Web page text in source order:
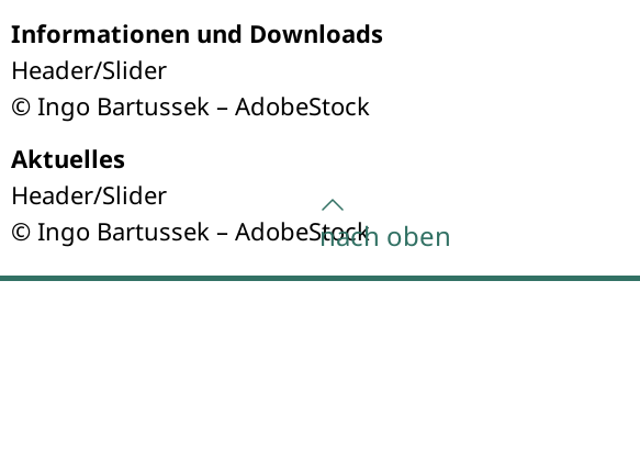
Informationen und Downloads
Header/Slider
© Ingo Bartussek – AdobeStock
Aktuelles
Header/Slider
© Ingo Bartussek – AdobeStocknach oben